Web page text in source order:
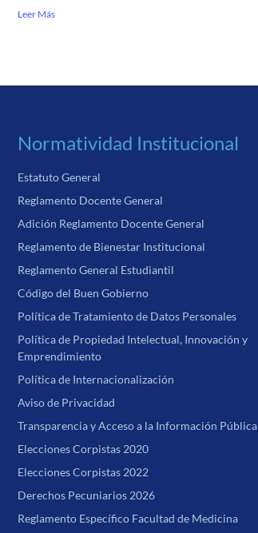
Leer Más
Normatividad Institucional
Estatuto General
Reglamento Docente General
Adición Reglamento Docente General
Reglamento de Bienestar Institucional
Reglamento General Estudiantil
Código del Buen Gobierno
Política de Tratamiento de Datos Personales
Política de Propiedad Intelectual, Innovación y
Emprendimiento
Política de Internacionalización
Aviso de Privacidad
Transparencia y Acceso a la Información Pública
Elecciones Corpistas 2020
Elecciones Corpistas 2022
Derechos Pecuniarios 2026
Reglamento Específico Facultad de Medicina